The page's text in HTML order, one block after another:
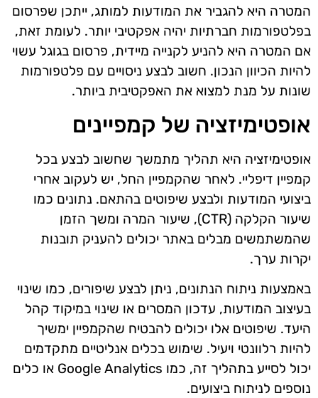
המטרה היא להגביר את המודעות למותג, ייתכן שפרסום
בפלטפורמות חברתיות יהיה אפקטיבי יותר. לעומת זאת,
אם המטרה היא להניע לקנייה מיידית, פרסום בגוגל עשוי
להיות הכיוון הנכון. חשוב לבצע ניסויים עם פלטפורמות
שונות על מנת למצוא את האפקטיבית ביותר.
אופטימיזציה של קמפיינים
אופטימיזציה היא תהליך מתמשך שחשוב לבצע בכל
קמפיין דיפליי. לאחר שהקמפיין החל, יש לעקוב אחרי
ביצועי המודעות ולבצע שיפוטים בהתאם. נתונים כמו
שיעור הקלקה (CTR), שיעור המרה ומשך הזמן
שהמשתמשים מבלים באתר יכולים להעניק תובנות
יקרות ערך.
באמצעות ניתוח הנתונים, ניתן לבצע שיפורים, כמו שינוי
בעיצוב המודעות, עדכון המסרים או שינוי במיקוד קהל
היעד. שיפוטים אלו יכולים להבטיח שהקמפיין ימשיך
להיות רלוונטי ויעיל. שימוש בכלים אנליטיים מתקדמים
יכול לסייע בתהליך זה, כמו Google Analytics או כלים
נוספים לניתוח ביצועים.